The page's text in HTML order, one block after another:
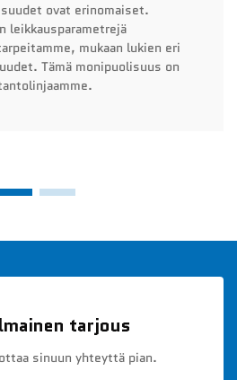
ovat erinomaiset.
leikkausparametrejä
mukaan lukien eri
Tämä monipuolisuus on
tarjous
sinuun yhteyttä pian.